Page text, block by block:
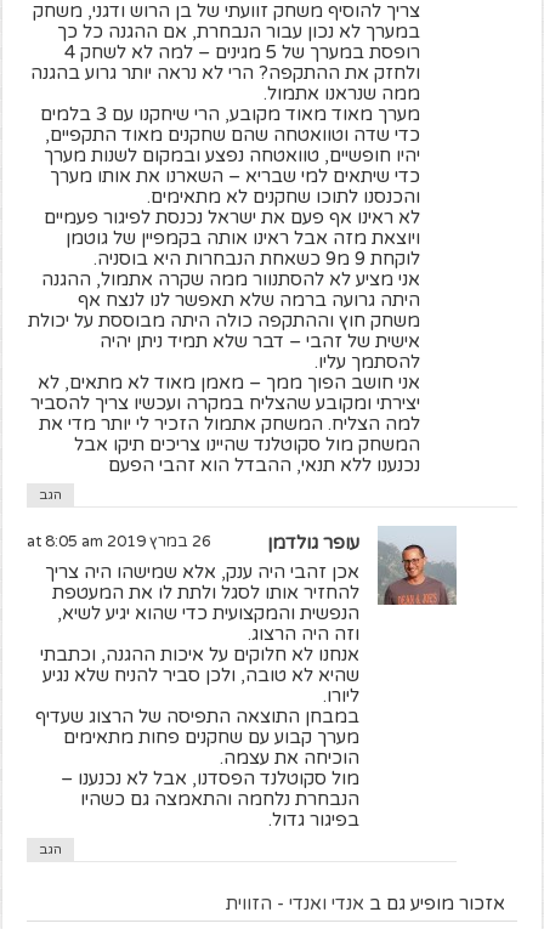
צריך להוסיף משחק זוועתי של בן הרוש ודגני, משחק
במערך לא נכון עבור הנבחרת, אם ההגנה כל כך
רופסת במערך של 5 מגינים – למה לא לשחק 4
ולחזק את ההתקפה? הרי לא נראה יותר גרוע בהגנה
ממה שנראנו אתמול.
מערך מאוד מאוד מקובע, הרי שיחקנו עם 3 בלמים
כדי שדה וטוואטחה שהם שחקנים מאוד התקפיים,
יהיו חופשיים, טוואטחה נפצע ובמקום לשנות מערך
כדי שיתאים למי שבריא – השארנו את אותו מערך
והכנסנו לתוכו שחקנים לא מתאימים.
לא ראינו אף פעם את ישראל נכנסת לפיגור פעמיים
ויוצאת מזה אבל ראינו אותה בקמפיין של גוטמן
לוקחת 9 מ9 כשאחת הנבחרות היא בוסניה.
אני מציע לא להסתנוור ממה שקרה אתמול, ההגנה
היתה גרועה ברמה שלא תאפשר לנו לנצח אף
משחק חוץ וההתקפה כולה היתה מבוססת על יכולת
אישית של זהבי – דבר שלא תמיד ניתן יהיה
להסתמך עליו.
אני חושב הפוך ממך – מאמן מאוד לא מתאים, לא
יצירתי ומקובע שהצליח במקרה ועכשיו צריך להסביר
למה הצליח. המשחק אתמול הזכיר לי יותר מדי את
המשחק מול סקוטלנד שהיינו צריכים תיקו אבל
נכנענו ללא תנאי, ההבדל הוא זהבי הפעם
הגב
עופר גולדמן 26 במרץ 2019 at 8:05 am
אכן זהבי היה ענק, אלא שמישהו היה צריך
להחזיר אותו לסגל ולתת לו את המעטפת
הנפשית והמקצועית כדי שהוא יגיע לשיא,
וזה היה הרצוג.
אנחנו לא חלוקים על איכות ההגנה, וכתבתי
שהיא לא טובה, ולכן סביר להניח שלא נגיע
ליורו.
במבחן התוצאה התפיסה של הרצוג שעדיף
מערך קבוע עם שחקנים פחות מתאימים
הוכיחה את עצמה.
מול סקוטלנד הפסדנו, אבל לא נכנענו –
הנבחרת נלחמה והתאמצה גם כשהיו
בפיגור גדול.
הגב
אזכור מופיע גם ב אנדי ואנדי - הזווית